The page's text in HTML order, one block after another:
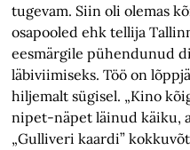
tugevam. Siin oli olemas
osapooled ehk tellija
eesmärgile pühendunud
läbiviimiseks. Töö on
hiljemalt sügisel. „Kino
nipet-näpet läinud käiku,
„Gulliveri kaardi”